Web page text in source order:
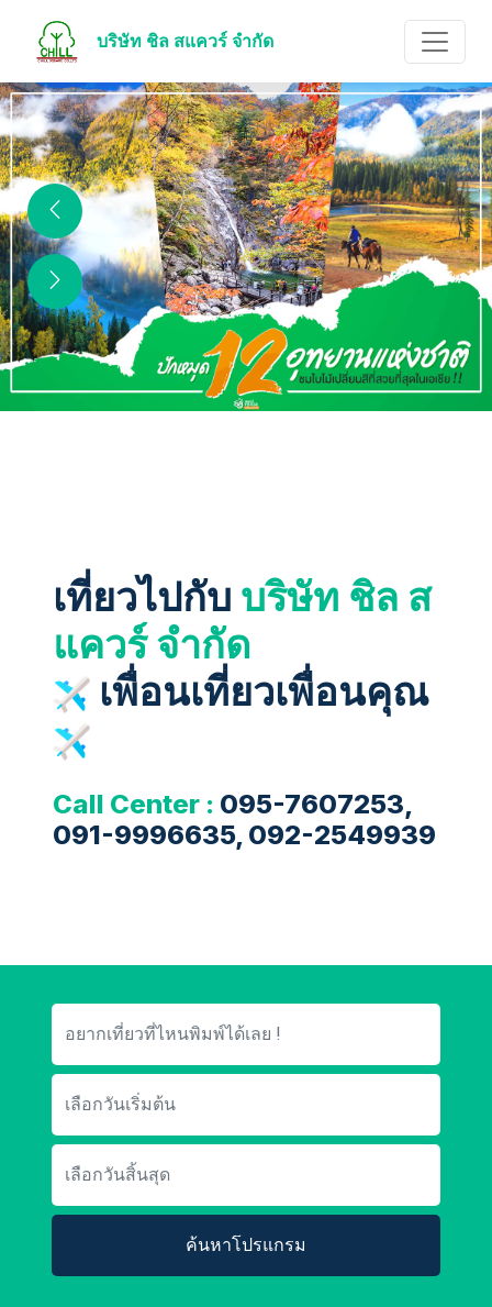
บริษัท ชิล สแควร์ จำกัด
เที่ยวไปกับ บริษัท ชิล ส
แควร์ จำกัด
เพื่อนเที่ยวเพื่อนคุณ
Call Center : 095-7607253,
091-9996635, 092-2549939
ค้นหาโปรแกรม